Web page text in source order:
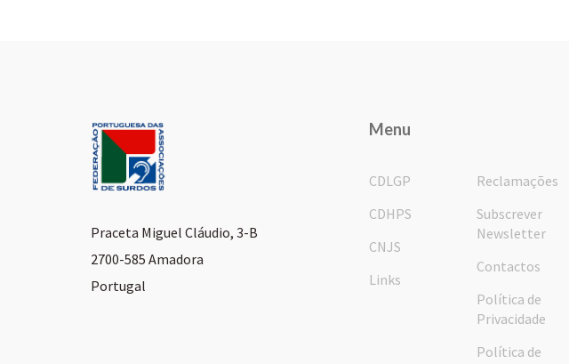
Praceta Miguel Cláudio, 3-B
2700-585 Amadora
Portugal
Menu
CDLGP
CDHPS
CNJS
Links
Reclamações
Subscrever
Newsletter
Contactos
Política de
Privacidade
Política de